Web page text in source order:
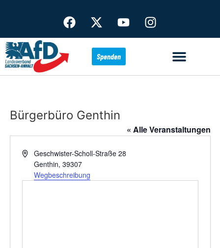
Spenden
Bürgerbüro Genthin
« Alle Veranstaltungen
AdresseGeschwister-Scholl-Straße 28
Genthin, 39307
Wegbeschreibung